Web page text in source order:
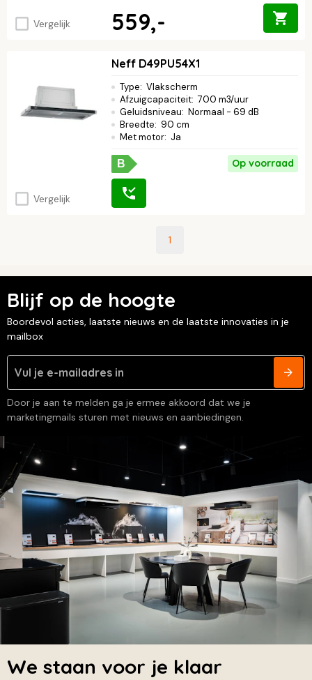
Vergelijk 559,-
Vergelijk
Neff D49PU54X1
Type: Vlakscherm
Afzuigcapaciteit: 700 m3/uur
Geluidsniveau: Normaal - 69 dB
Breedte: 90 cm
Met motor: Ja
B Op voorraad
1
Blijf op de hoogte
Boordevol acties, laatste nieuws en de laatste innovaties in je
mailbox
Door je aan te melden ga je ermee akkoord dat we je
marketingmails sturen met nieuws en aanbiedingen.
We staan voor je klaar